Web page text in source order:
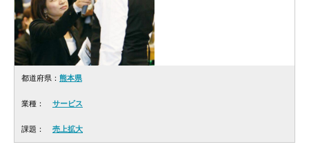
都道府県： 熊本県
業種： サービス
課題： 売上拡大